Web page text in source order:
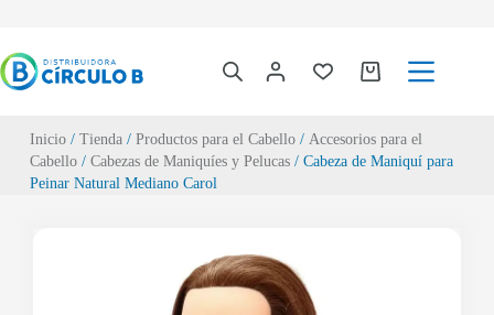
Inicio/ Tienda/ Productos para el Cabello/ Accesorios para el
Cabello/ Cabezas de Maniquíes y Pelucas/ Cabeza de Maniquí para
Peinar Natural Mediano Carol